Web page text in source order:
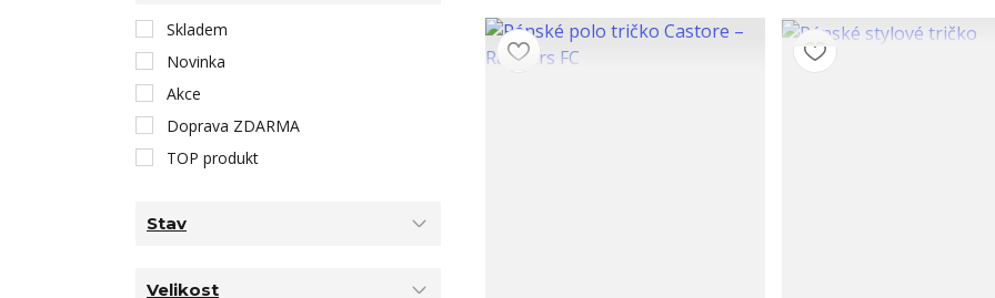
Skladem
Novinka
Akce
Doprava ZDARMA
TOP produkt
Stav
Velikost